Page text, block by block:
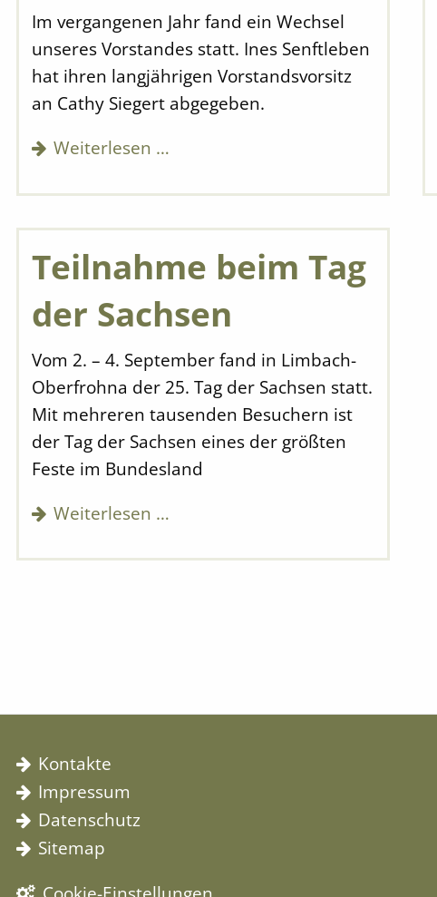
Im vergangenen Jahr fand ein Wechsel
unseres Vorstandes statt. Ines Senftleben
hat ihren langjährigen Vorstandsvorsitz
an Cathy Siegert abgegeben.
Weiterlesen …
Teilnahme beim Tag
der Sachsen
Vom 2. – 4. September fand in Limbach-
Oberfrohna der 25. Tag der Sachsen statt.
Mit mehreren tausenden Besuchern ist
der Tag der Sachsen eines der größten
Feste im Bundesland
Weiterlesen …
Navigation überspringen
Kontakte
Impressum
Datenschutz
Sitemap